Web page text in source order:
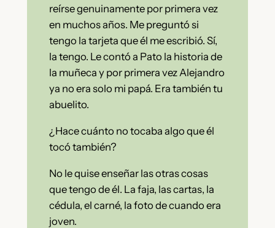
reírse genuinamente por primera vez
en muchos años. Me preguntó si
tengo la tarjeta que él me escribió. Sí,
la tengo. Le contó a Pato la historia de
la muñeca y por primera vez Alejandro
ya no era solo mi papá. Era también tu
abuelito.
¿Hace cuánto no tocaba algo que él
tocó también?
No le quise enseñar las otras cosas
que tengo de él. La faja, las cartas, la
cédula, el carné, la foto de cuando era
joven.